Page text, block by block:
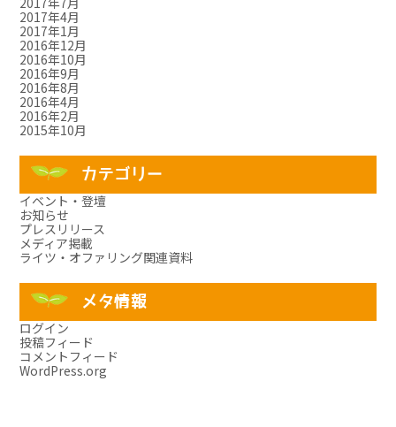
2017年4月
2017年1月
2016年12月
2016年10月
2016年9月
2016年8月
2016年4月
2016年2月
2015年10月
カテゴリー
イベント・登壇
お知らせ
プレスリリース
メディア掲載
ライツ・オファリング関連資料
メタ情報
ログイン
投稿フィード
コメントフィード
WordPress.org